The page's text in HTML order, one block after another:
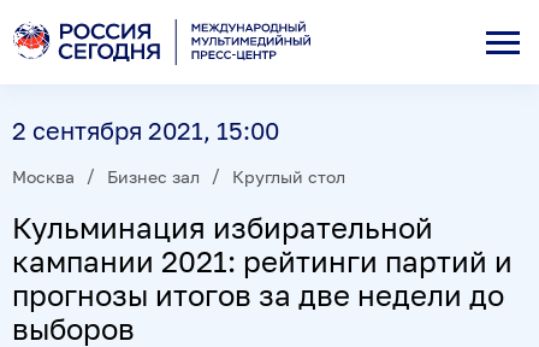
2 сентября 2021, 15:00
Москва Бизнес зал Круглый стол
Кульминация избирательной
кампании 2021: рейтинги партий и
прогнозы итогов за две недели до
выборов